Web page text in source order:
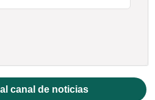
canal de noticias